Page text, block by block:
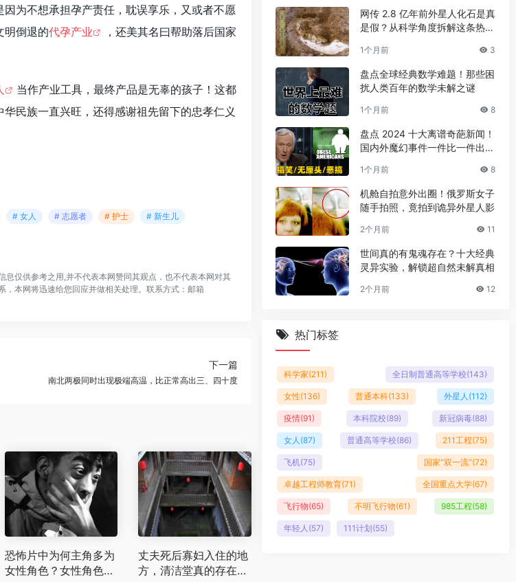
为不想承担孕产责任，耽误享乐，又或者不愿
明倒退的代孕产业
，还美其名曰帮助落后国家
当作产业工具，最终产品是无辜的孩子！这都
民族一直兴旺，还得感谢祖先留下的忠孝仁义
# 女人 # 志愿者 # 护士
# 新生儿
仅供参考之用,并不代表本网赞同其观点，也不代表本网对其
本网将迅速给您回应并做相关处理。联系方式：邮箱
下一篇
南北两极同时出现极端高温，比正常高出三、四十度
恐怖片中为何主角多为
女性角色？女性角色众
丈夫死后寡妇入住的地
方，清洁堂真的存在
网传 2.8 亿年前外星人化石是真
是假？从科学角度拆解这条热门
1个月前 3
盘点全球经典数学难题！那些困
扰人类百年的数学未解之谜
1个月前 8
盘点 2024 十大离谱奇葩新闻！
国内外魔幻事件一件比一件出人
1个月前 8
机舱自拍意外出圈！俄罗斯女子
随手拍照，竟拍到诡异外星人影
2个月前 11
世间真的有鬼魂存在？十大经典
灵异实验，解锁超自然未解真相
2个月前 12
热门标签
科学家(211) 全日制普通高等学校(143)
女性(136) 普通本科(133) 外星人 (112)
疫情(91) 本科院校(89) 新冠病毒(88)
女人 (87) 普通高等学校(86) 211工程(75)
飞机(75) 国家“双一流”(72)
卓越工程师教育(71) 全国重点大学(67)
飞行物(65) 不明飞行物(61) 985工程(58)
年轻人 (57) 111计划(55)